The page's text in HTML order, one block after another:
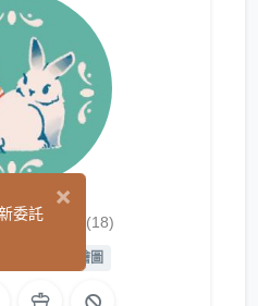
カ） (18)
L2D 繪圖
×
委託